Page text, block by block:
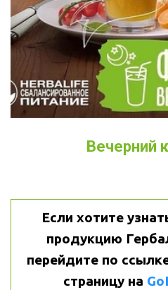
Вечерний
Если хотите
продукцию
перейдите по
страницу на